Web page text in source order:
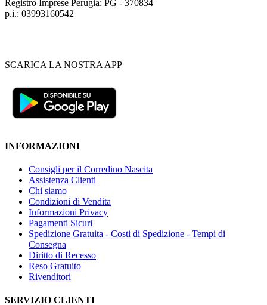
Registro Imprese Perugia: PG - 370834
p.i.: 03993160542
SCARICA LA NOSTRA APP
INFORMAZIONI
Consigli per il Corredino Nascita
Assistenza Clienti
Chi siamo
Condizioni di Vendita
Informazioni Privacy
Pagamenti Sicuri
Spedizione Gratuita - Costi di Spedizione - Tempi di
Consegna
Diritto di Recesso
Reso Gratuito
Rivenditori
SERVIZIO CLIENTI